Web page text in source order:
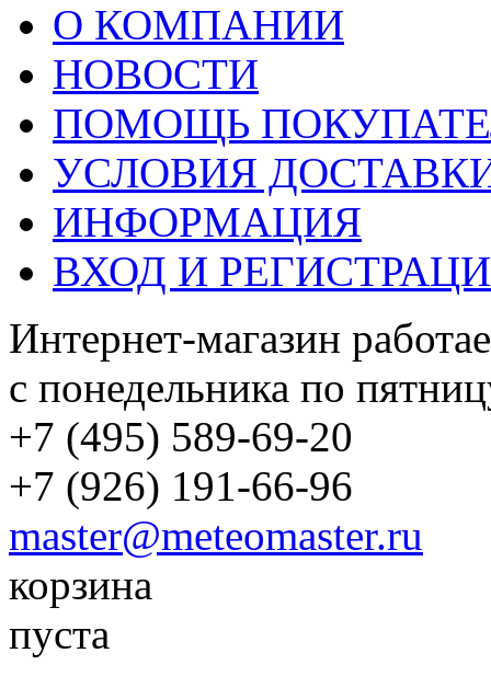
О КОМПАНИИ
НОВОСТИ
ПОМОЩЬ
УСЛОВИЯ
ИНФОРМАЦИЯ
ВХОД И
Интернет-магазин
с понедельника по
+7 (495) 589-69-20
+7 (926) 191-66-96
master@meteomaster.ru
корзина
пуста